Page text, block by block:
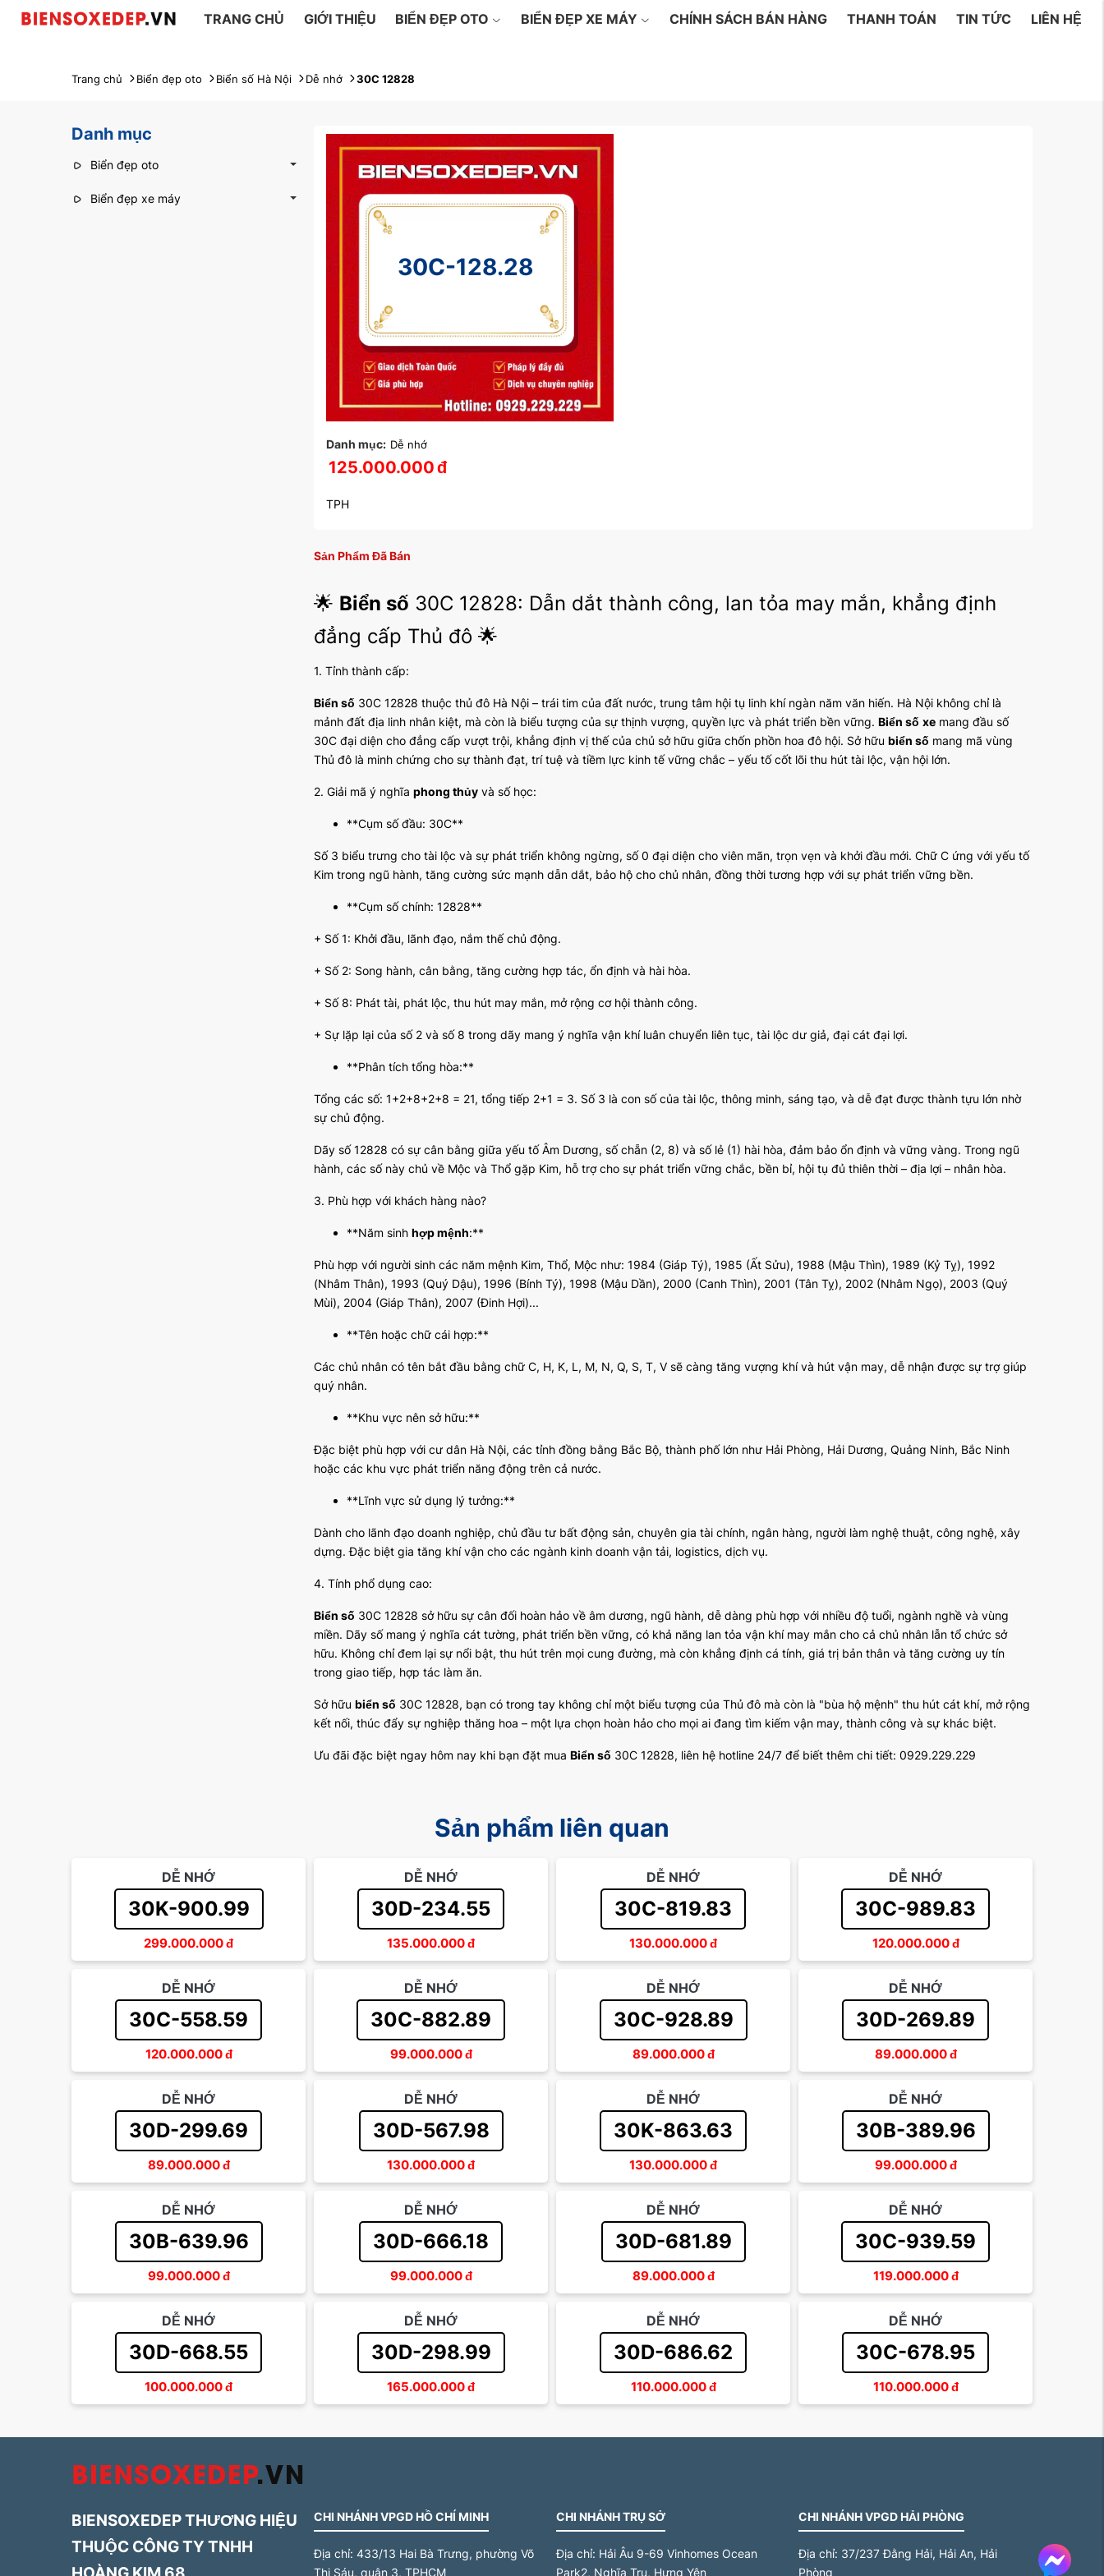
TRANG CHỦ GIỚI THIỆU BIỂN ĐẸP OTO BIỂN ĐẸP XE MÁY CHÍNH SÁCH BÁN HÀNG THANH TOÁN TIN TỨC LIÊN HỆ
Trang chủ Biển đẹp oto Biển số Hà Nội Dễ nhớ 30C 12828
Danh mục
Biển đẹp oto
Biển đẹp xe máy
30C-128.28
Danh mục: Dễ nhớ
125.000.000đ
TPH
Sản Phẩm Đã Bán
🌟 Biển số 30C 12828: Dẫn dắt thành công, lan tỏa may mắn, khẳng định
đẳng cấp Thủ đô 🌟
1. Tỉnh thành cấp:
Biển số 30C 12828 thuộc thủ đô Hà Nội – trái tim của đất nước, trung tâm hội tụ linh khí ngàn năm văn hiến. Hà Nội không chỉ là
mảnh đất địa linh nhân kiệt, mà còn là biểu tượng của sự thịnh vượng, quyền lực và phát triển bền vững. Biển số xe mang đầu số
30C đại diện cho đẳng cấp vượt trội, khẳng định vị thế của chủ sở hữu giữa chốn phồn hoa đô hội. Sở hữu biển số mang mã vùng
Thủ đô là minh chứng cho sự thành đạt, trí tuệ và tiềm lực kinh tế vững chắc – yếu tố cốt lõi thu hút tài lộc, vận hội lớn.
2. Giải mã ý nghĩa phong thủy và số học:
**Cụm số đầu: 30C**
Số 3 biểu trưng cho tài lộc và sự phát triển không ngừng, số 0 đại diện cho viên mãn, trọn vẹn và khởi đầu mới. Chữ C ứng với yếu tố
Kim trong ngũ hành, tăng cường sức mạnh dẫn dắt, bảo hộ cho chủ nhân, đồng thời tương hợp với sự phát triển vững bền.
**Cụm số chính: 12828**
+ Số 1: Khởi đầu, lãnh đạo, nắm thế chủ động.
+ Số 2: Song hành, cân bằng, tăng cường hợp tác, ổn định và hài hòa.
+ Số 8: Phát tài, phát lộc, thu hút may mắn, mở rộng cơ hội thành công.
+ Sự lặp lại của số 2 và số 8 trong dãy mang ý nghĩa vận khí luân chuyển liên tục, tài lộc dư giả, đại cát đại lợi.
**Phân tích tổng hòa:**
Tổng các số: 1+2+8+2+8 = 21, tổng tiếp 2+1 = 3. Số 3 là con số của tài lộc, thông minh, sáng tạo, và dễ đạt được thành tựu lớn nhờ
sự chủ động.
Dãy số 12828 có sự cân bằng giữa yếu tố Âm Dương, số chẵn (2, 8) và số lẻ (1) hài hòa, đảm bảo ổn định và vững vàng. Trong ngũ
hành, các số này chủ về Mộc và Thổ gặp Kim, hỗ trợ cho sự phát triển vững chắc, bền bỉ, hội tụ đủ thiên thời – địa lợi – nhân hòa.
3. Phù hợp với khách hàng nào?
**Năm sinh hợp mệnh:**
Phù hợp với người sinh các năm mệnh Kim, Thổ, Mộc như: 1984 (Giáp Tý), 1985 (Ất Sửu), 1988 (Mậu Thìn), 1989 (Kỷ Tỵ), 1992
(Nhâm Thân), 1993 (Quý Dậu), 1996 (Bính Tý), 1998 (Mậu Dần), 2000 (Canh Thìn), 2001 (Tân Tỵ), 2002 (Nhâm Ngọ), 2003 (Quý
Mùi), 2004 (Giáp Thân), 2007 (Đinh Hợi)...
**Tên hoặc chữ cái hợp:**
Các chủ nhân có tên bắt đầu bằng chữ C, H, K, L, M, N, Q, S, T, V sẽ càng tăng vượng khí và hút vận may, dễ nhận được sự trợ giúp
quý nhân.
**Khu vực nên sở hữu:**
Đặc biệt phù hợp với cư dân Hà Nội, các tỉnh đồng bằng Bắc Bộ, thành phố lớn như Hải Phòng, Hải Dương, Quảng Ninh, Bắc Ninh
hoặc các khu vực phát triển năng động trên cả nước.
**Lĩnh vực sử dụng lý tưởng:**
Dành cho lãnh đạo doanh nghiệp, chủ đầu tư bất động sản, chuyên gia tài chính, ngân hàng, người làm nghệ thuật, công nghệ, xây
dựng. Đặc biệt gia tăng khí vận cho các ngành kinh doanh vận tải, logistics, dịch vụ.
4. Tính phổ dụng cao:
Biển số 30C 12828 sở hữu sự cân đối hoàn hảo về âm dương, ngũ hành, dễ dàng phù hợp với nhiều độ tuổi, ngành nghề và vùng
miền. Dãy số mang ý nghĩa cát tường, phát triển bền vững, có khả năng lan tỏa vận khí may mắn cho cả chủ nhân lẫn tổ chức sở
hữu. Không chỉ đem lại sự nổi bật, thu hút trên mọi cung đường, mà còn khẳng định cá tính, giá trị bản thân và tăng cường uy tín
trong giao tiếp, hợp tác làm ăn.
Sở hữu biển số 30C 12828, bạn có trong tay không chỉ một biểu tượng của Thủ đô mà còn là "bùa hộ mệnh" thu hút cát khí, mở rộng
kết nối, thúc đẩy sự nghiệp thăng hoa – một lựa chọn hoàn hảo cho mọi ai đang tìm kiếm vận may, thành công và sự khác biệt.
Ưu đãi đặc biệt ngay hôm nay khi bạn đặt mua Biển số 30C 12828, liên hệ hotline 24/7 để biết thêm chi tiết: 0929.229.229
Sản phẩm liên quan
DỄ NHỚ
30K-900.99
299.000.000đ
DỄ NHỚ
30D-234.55
135.000.000đ
DỄ NHỚ
30C-819.83
130.000.000đ
DỄ NHỚ
30C-989.83
120.000.000đ
DỄ NHỚ
30C-558.59
120.000.000đ
DỄ NHỚ
30C-882.89
99.000.000đ
DỄ NHỚ
30C-928.89
89.000.000đ
DỄ NHỚ
30D-269.89
89.000.000đ
DỄ NHỚ
30D-299.69
89.000.000đ
DỄ NHỚ
30D-567.98
130.000.000đ
DỄ NHỚ
30K-863.63
130.000.000đ
DỄ NHỚ
30B-389.96
99.000.000đ
DỄ NHỚ
30B-639.96
99.000.000đ
DỄ NHỚ
30D-666.18
99.000.000đ
DỄ NHỚ
30D-681.89
89.000.000đ
DỄ NHỚ
30C-939.59
119.000.000đ
DỄ NHỚ
30D-668.55
100.000.000đ
DỄ NHỚ
30D-298.99
165.000.000đ
DỄ NHỚ
30D-686.62
110.000.000đ
DỄ NHỚ
30C-678.95
110.000.000đ
BIENSOXEDEP THƯƠNG HIỆU
THUỘC CÔNG TY TNHH
CHI NHÁNH VPGD HỒ CHÍ MINH
Địa chỉ: 433/13 Hai Bà Trưng, phường Võ
Thị Sáu, quận 3, TPHCM
CHI NHÁNH TRỤ SỞ
Địa chỉ: Hải Âu 9-69 Vinhomes Ocean
Park2, Nghĩa Trụ, Hưng Yên
CHI NHÁNH VPGD HẢI PHÒNG
Địa chỉ: 37/237 Đằng Hải, Hải An, Hải
Phòng